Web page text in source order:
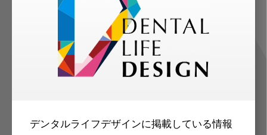
デンタルライフデザインに掲載している情報
ご登録いただいた職種（歯科医師、歯
科衛生士、歯科技工士）に合わせた内
容のメールマガジンをお届けします。